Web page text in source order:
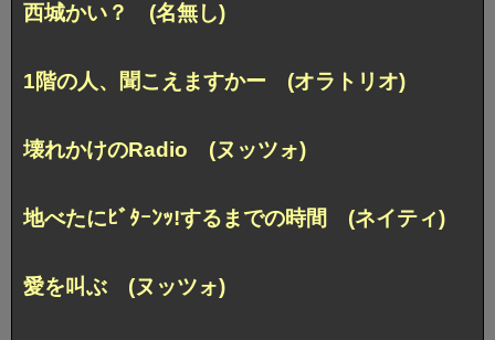
西城かい？ (名無し)
1階の人、聞こえますかー (オラトリオ)
壊れかけのRadio (ヌッツォ)
地べたにﾋﾞﾀｰﾝｯ!するまでの時間 (ネイティ)
愛を叫ぶ (ヌッツォ)